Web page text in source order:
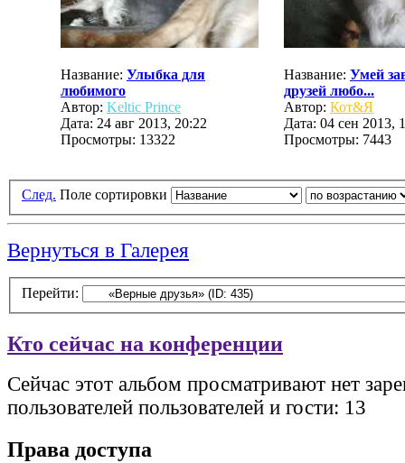
Название: Улыбка для
любимого
Автор: Keltic Prince
Дата: 24 авг 2013, 20:22
Просмотры: 13322
Название: Умей
друзей любо...
Автор: Кот&Я
Дата: 04 сен 2013,
Просмотры: 7443
След. Поле сортировки
Вернуться в Галерея
Перейти:
Кто сейчас на конференции
Сейчас этот альбом просматривают нет
пользователей пользователей и гости: 13
Права доступа